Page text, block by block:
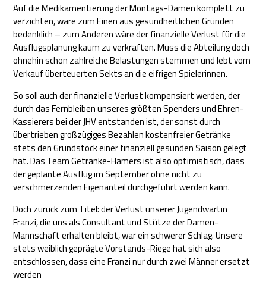
Auf die Medikamentierung der Montags-Damen komplett zu
verzichten, wäre zum Einen aus gesundheitlichen Gründen
bedenklich – zum Anderen wäre der finanzielle Verlust für die
Ausflugsplanung kaum zu verkraften. Muss die Abteilung doch
ohnehin schon zahlreiche Belastungen stemmen und lebt vom
Verkauf überteuerten Sekts an die eifrigen Spielerinnen.
So soll auch der finanzielle Verlust kompensiert werden, der
durch das Fernbleiben unseres größten Spenders und Ehren-
Kassierers bei der JHV entstanden ist, der sonst durch
übertrieben großzügiges Bezahlen kostenfreier Getränke
stets den Grundstock einer finanziell gesunden Saison gelegt
hat. Das Team Getränke-Hamers ist also optimistisch, dass
der geplante Ausflug im September ohne nicht zu
verschmerzenden Eigenanteil durchgeführt werden kann.
Doch zurück zum Titel: der Verlust unserer Jugendwartin
Franzi, die uns als Consultant und Stütze der Damen-
Mannschaft erhalten bleibt, war ein schwerer Schlag. Unsere
stets weiblich geprägte Vorstands-Riege hat sich also
entschlossen, dass eine Franzi nur durch zwei Männer ersetzt
werden